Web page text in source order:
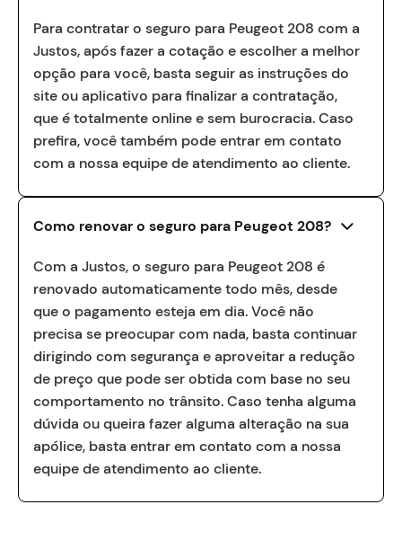
Para contratar o seguro para Peugeot 208 com a
Justos, após fazer a cotação e escolher a melhor
opção para você, basta seguir as instruções do
site ou aplicativo para finalizar a contratação,
que é totalmente online e sem burocracia. Caso
prefira, você também pode entrar em contato
com a nossa equipe de atendimento ao cliente.
Como renovar o seguro para Peugeot 208?
Com a Justos, o seguro para Peugeot 208 é
renovado automaticamente todo mês, desde
que o pagamento esteja em dia. Você não
precisa se preocupar com nada, basta continuar
dirigindo com segurança e aproveitar a redução
de preço que pode ser obtida com base no seu
comportamento no trânsito. Caso tenha alguma
dúvida ou queira fazer alguma alteração na sua
apólice, basta entrar em contato com a nossa
equipe de atendimento ao cliente.